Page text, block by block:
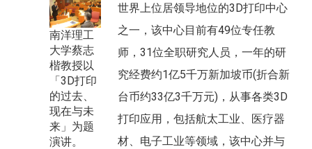
南洋理工
大学蔡志
楷教授以
「3D打印
的过去、
现在与未
来」为题
演讲。
世界上位居领导地位的3D打印中心
之一，该中心目前有49位专任教
师，31位全职研究人员，一年的研
究经费约1亿5千万新加坡币(折合新
台币约33亿3千万元)，从事各类3D
打印应用，包括航太工业、医疗器
材、电子工业等领域，该中心并与